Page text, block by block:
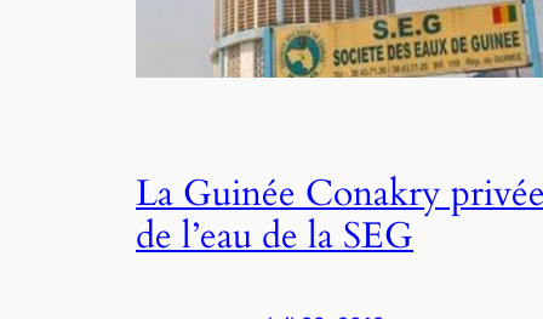
La Guinée Conakry
de l’eau de la SEG